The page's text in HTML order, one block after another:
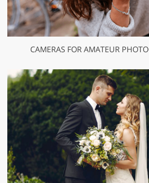
CAMERAS FOR AMATEUR